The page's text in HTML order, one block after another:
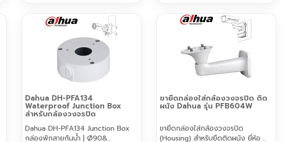
Dahua DH-PFA134
Waterproof Junction Box
สำหรับกล้องวงจรปิด
Dahua DH-PFA134 Junction Box
กล่องพักสายกันน้ำ | Ø90&..
ขายึดกล่องใส่กล้องวงจรปิด ติด
ผนัง Dahua รุ่น PFB604W
ขายึดกล่องใส่กล้องวงจรปิด
(Housing) สำหรับยึดติดผนัง ยี่ห้อ ..